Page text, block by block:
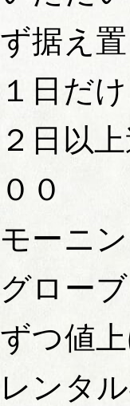
ず据え
１日だ
２日以
００
モーニ
グロー
ずつ値上
レンタ